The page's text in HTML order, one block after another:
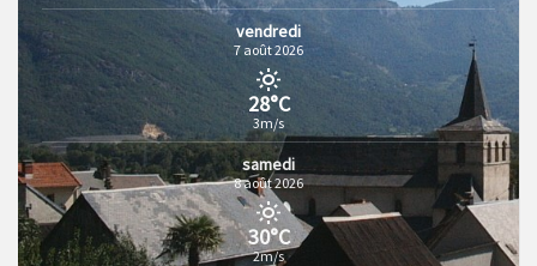
vendredi
7 août 2026
28°C
3m/s
samedi
8 août 2026
30°C
2m/s